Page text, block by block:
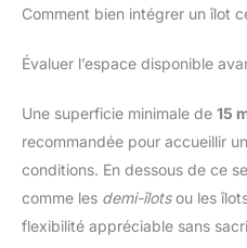
Comment bien intégrer un îlot
Évaluer l’espace disponible
Une superficie minimale de 15
recommandée pour accueillir
conditions. En dessous de ce
comme les demi-îlotsou les
flexibilité appréciable sans